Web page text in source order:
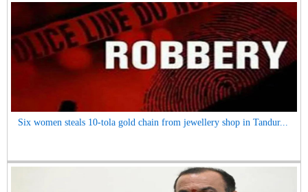
Six women steals 10-tola gold chain from jewellery shop in Tandur...